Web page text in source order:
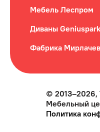
Мебель Леспром
Диваны Geniuspark
Фабрика
© 2013–2026,
Мебельный
Политика